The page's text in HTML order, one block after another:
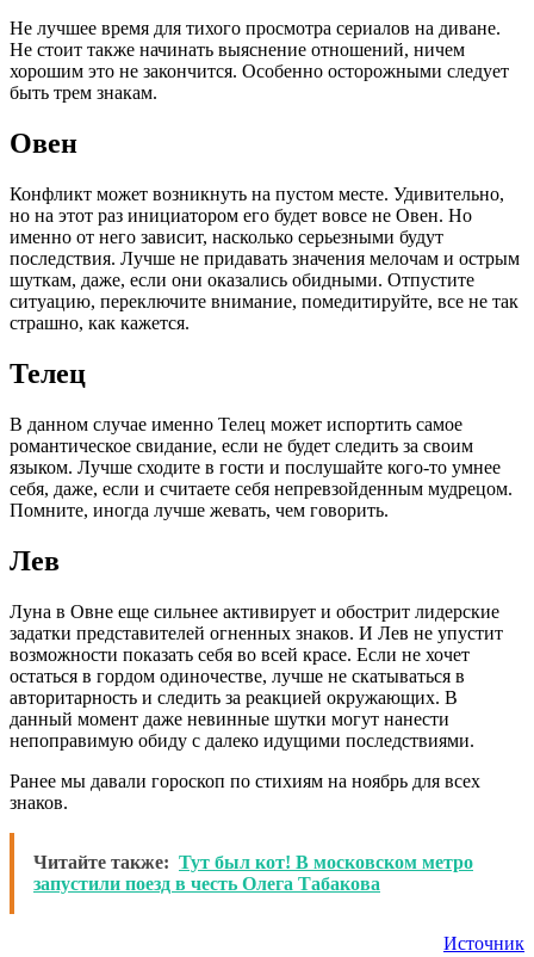
Не лучшее время для тихого просмотра сериалов на диване.
Не стоит также начинать выяснение отношений, ничем
хорошим это не закончится. Особенно осторожными следует
быть трем знакам.
Овен
Конфликт может возникнуть на пустом месте. Удивительно,
но на этот раз инициатором его будет вовсе не Овен. Но
именно от него зависит, насколько серьезными будут
последствия. Лучше не придавать значения мелочам и острым
шуткам, даже, если они оказались обидными. Отпустите
ситуацию, переключите внимание, помедитируйте, все не так
страшно, как кажется.
Телец
В данном случае именно Телец может испортить самое
романтическое свидание, если не будет следить за своим
языком. Лучше сходите в гости и послушайте кого-то умнее
себя, даже, если и считаете себя непревзойденным мудрецом.
Помните, иногда лучше жевать, чем говорить.
Лев
Луна в Овне еще сильнее активирует и обострит лидерские
задатки представителей огненных знаков. И Лев не упустит
возможности показать себя во всей красе. Если не хочет
остаться в гордом одиночестве, лучше не скатываться в
авторитарность и следить за реакцией окружающих. В
данный момент даже невинные шутки могут нанести
непоправимую обиду с далеко идущими последствиями.
Ранее мы давали гороскоп по стихиям на ноябрь для всех
знаков.
Читайте также: Тут был кот! В московском метро
запустили поезд в честь Олега Табакова
Источник